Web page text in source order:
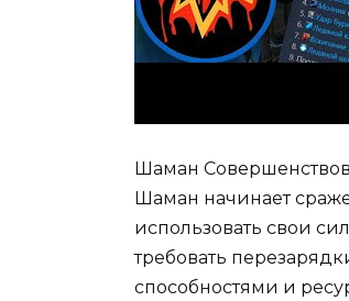
Шаман
Шаман начинает
использовать свои
требовать
способностями и